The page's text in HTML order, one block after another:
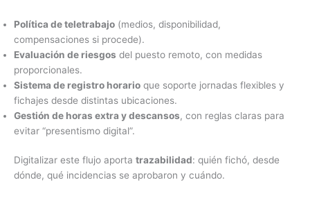
Política de teletrabajo (medios, disponibilidad,
compensaciones si procede).
Evaluación de riesgos del puesto remoto, con medidas
proporcionales.
Sistema de registro horario que soporte jornadas flexibles y
fichajes desde distintas ubicaciones.
Gestión de horas extra y descansos, con reglas claras para
evitar “presentismo digital”.
Digitalizar este flujo aporta trazabilidad: quién fichó, desde
dónde, qué incidencias se aprobaron y cuándo.